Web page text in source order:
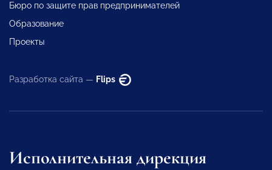
Бюро по защите прав предпринимателей
Образование
Проекты
Разработка сайта — Flips
Исполнительная дирекция